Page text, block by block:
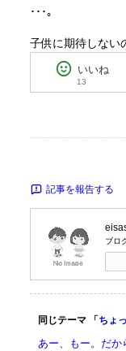
･･･。
子供に期待しない
いいね
13
記事を報告する
ブロ
同じテーマ 「 ちょ
あー、もー。だか